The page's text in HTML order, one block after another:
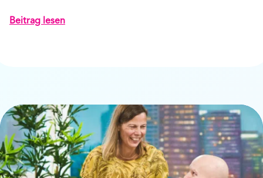
Beitrag lesen